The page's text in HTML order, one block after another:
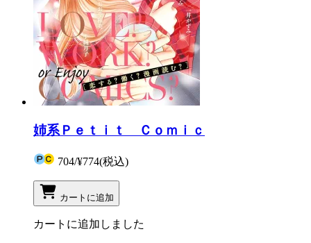
姉系Ｐｅｔｉｔ Ｃｏｍｉｃ
704/¥774(税込)
カートに追加
カートに追加しました